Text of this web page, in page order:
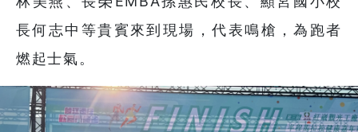
長何志中等貴賓來到現場，代表鳴槍，為跑者
燃起士氣。